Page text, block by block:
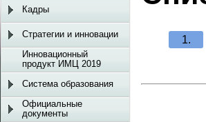
Кадры
Стратегии и инновации
Инновационный
продукт ИМЦ 2019
Система образования
Официальные
документы